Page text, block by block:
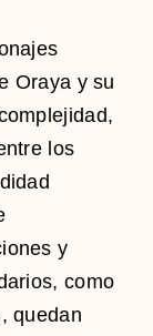
Oraya y su
los
y
como
quedan